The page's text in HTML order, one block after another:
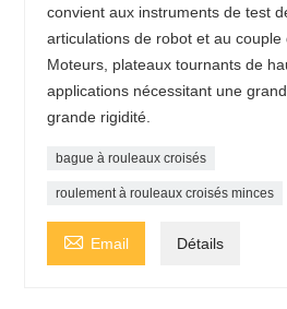
convient aux instruments de test
articulations de robot et au couple
Moteurs, plateaux tournants de
applications nécessitant une
grande rigidité.
bague à rouleaux croisés
roulement à rouleaux croisés minces
 Email Détails